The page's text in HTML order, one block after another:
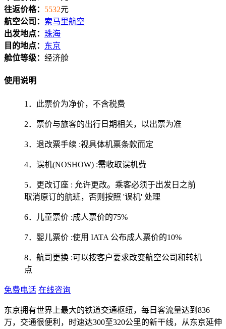
往返价格： 5532元
航空公司： 索马里航空
出发地点： 珠海
目的地点： 东京
舱位等级： 经济舱
使用说明
1．此票价为净价，不含税费
2．票价与旅客的出行日期相关，以出票为准
3．退改票手续 :视具体机票条款而定
4．误机(NOSHOW) :需收取误机费
5．更改订座 : 允许更改。乘客必须于出发日之前
取消原订的航班，否则按照 '误机' 处理
6．儿童票价 :成人票价的75%
7．婴儿票价 :使用 IATA 公布成人票价的10%
8．航司更换 :可以按客户要求改变航空公司和转机
点
免费电话 在线咨询
东京拥有世界上最大的铁道交通枢纽，每日客流量达到836
万，交通很便利，时速达300至320公里的新干线，从东京延伸